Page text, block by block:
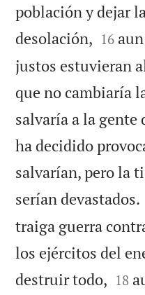
población y dejar
desolación, 

16
justos estuvieran
que no cambiaría
salvaría a la gente
ha decidido
salvarían, pero la
serían devastados.
traiga guerra
los ejércitos del
destruir todo, 

18